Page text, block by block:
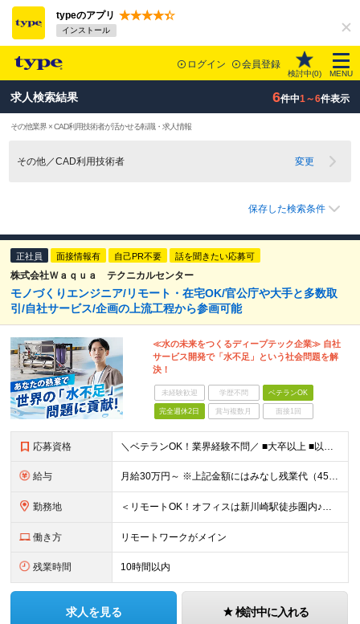
typeのアプリ
インストール
ログイン 会員登録
検討中(0) MENU
求人検索結果 6件中1～6件表示
その他業界 × CAD利用技術者が活かせる転職・求人情報
その他／CAD利用技術者 変更
保存した検索条件
正社員 面接情報有 自己PR不要 話を聞きたい応募可
株式会社Ｗａｑｕａ テクニカルセンター
モノづくりエンジニア/リモート・在宅OK/官公庁や大手と多数取
引/自社サービス/企画の上流工程から参画可能
≪水の未来をつくるディープテック企業≫ 自社
サービス開発で「水不足」という社会問題を解
決！
未経験歓迎 学歴不問 ベテランOK
完全週休2日 賞与複数月 面接1回
応募資格 ＼ベテランOK！業界経験不問／ ■大卒以上 ■以下いずれかの経験がある方 ・開発経験がある方（システムの取りまとめが可能か方） ・機械、電機図面の読み書きができる方、3D、2D（特に構想図が得意な方
給与 月給30万円～ ※上記金額にはみなし残業代（45時間分）を含みます。 ※超過分別途支給します。 ※試用期間3ヵ月あり。期間中の給与・待遇の差異はありません
勤務地 ＜リモートOK！オフィスは新川崎駅徒歩圏内♪＞ ◆テクニカルセンター 神奈川県川崎市幸区新川崎7番7号 AIRBIC A24 (変更の範囲)上記を除く当社関連勤務地
働き方 リモートワークがメイン
残業時間 10時間以内
求人を見る 検討中に入れる